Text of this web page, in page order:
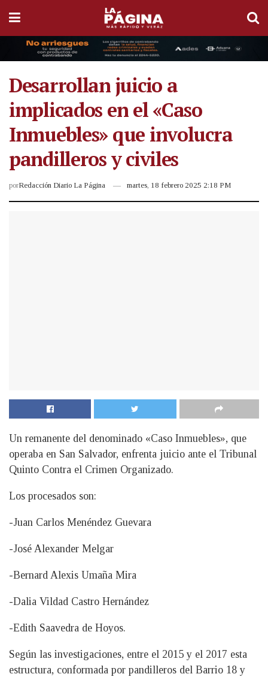
Desarrollan juicio a
implicados en el «Caso
Inmuebles» que involucra
pandilleros y civiles
porRedacción Diario La Página martes, 18 febrero 2025 2:18 PM
Un remanente del denominado «Caso Inmuebles», que
operaba en San Salvador, enfrenta juicio ante el Tribunal
Quinto Contra el Crimen Organizado.
Los procesados son:
-Juan Carlos Menéndez Guevara
-José Alexander Melgar
-Bernard Alexis Umaña Mira
-Dalia Vildad Castro Hernández
-Edith Saavedra de Hoyos.
Según las investigaciones, entre el 2015 y el 2017 esta
estructura, conformada por pandilleros del Barrio 18 y